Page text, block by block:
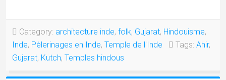
Category: architecture inde, folk, Gujarat, Hindouisme,
Inde, Pèlerinages en Inde, Temple de l'Inde Tags: Ahir,
Gujarat, Kutch, Temples hindous